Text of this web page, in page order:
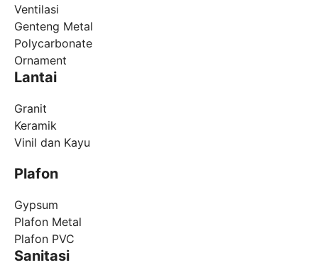
Ventilasi
Genteng Metal
Polycarbonate
Ornament
Lantai
Granit
Keramik
Vinil dan Kayu
Plafon
Gypsum
Plafon Metal
Plafon PVC
Sanitasi